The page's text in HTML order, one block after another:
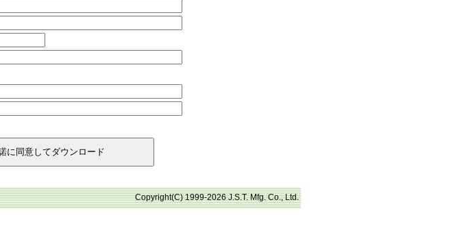
Copyright(C) 1999-2026 J.S.T. Mfg. Co., Ltd.